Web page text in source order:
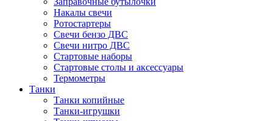
Накалы свечи
Ротостартеры
Свечи бензо ДВС
Свечи нитро ДВС
Стартовые наборы
Стартовые столы и аксессуары
Термометры
Танки
Танки копийные
Танки-игрушки